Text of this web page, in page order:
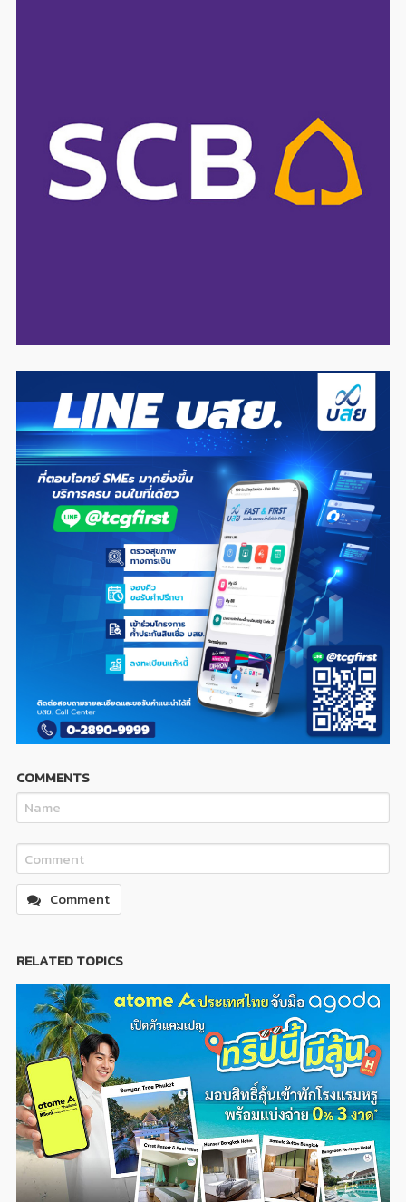
COMMENTS
Comment
RELATED TOPICS